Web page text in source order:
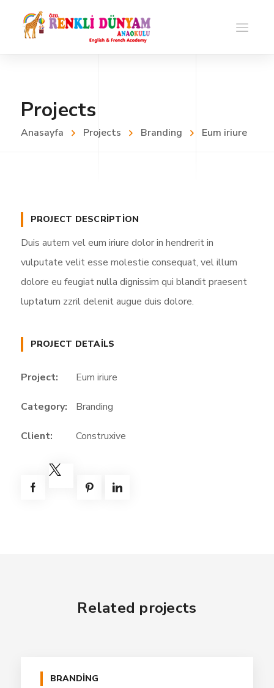
Projects
Anasayfa Projects Branding Eum iriure
PROJECT DESCRIPTION
Duis autem vel eum iriure dolor in hendrerit in
vulputate velit esse molestie consequat, vel illum
dolore eu feugiat nulla dignissim qui blandit praesent
luptatum zzril delenit augue duis dolore.
PROJECT DETAILS
Project: Eum iriure
Category: Branding
Client: Construxive
Related projects
BRANDING